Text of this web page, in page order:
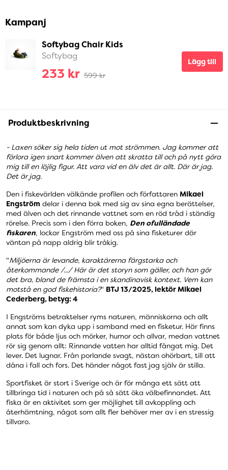
Kampanj
Softybag Chair Kids
Softybag
233 kr 599 kr
Lägg till
Produktbeskrivning
- Laxen söker sig hela tiden ut mot strömmen. Jag kommer att
förlora igen snart kommer älven att skratta till och på nytt göra
mig till en löjlig figur. Att vara vid en älv det är allt. Där är jag.
Det är jag.
Den i fiskevärlden välkände profilen och författaren Mikael
Engström delar i denna bok med sig av sina egna berättelser,
med älven och det rinnande vattnet som en röd tråd i ständig
rörelse. Precis som i den förra boken, Den ofulländade
fiskaren, lockar Engström med oss på sina fiske­turer där
väntan på napp aldrig blir tråkig.
"Miljöerna är levande, karaktärerna färgstarka och
återkommande /.../ Här är det storyn som gäller, och han gör
det bra, bland de främsta i en skandinavisk kontext. Vem kan
motstå en god fiskehistoria?" BTJ 13/2025, lektör Mikael
Cederberg, betyg: 4
I Engströms betraktelser ryms naturen, människorna och allt
annat som kan dyka upp i samband med en fisketur. Här finns
plats för både ljus och mörker, humor och allvar, medan vattnet
rör sig genom allt: Rinnande vatten har alltid fångat mig. Det
lever. Det lugnar. Från porlande svagt, nästan ohörbart, till att
dåna i fall och fors. Det händer något fast jag själv är stilla.
Sportfisket är stort i Sverige och är för många ett sätt att
tillbringa tid i naturen och på så sätt öka välbefinnandet. Att
fiska är en aktivitet som ger möjlighet till avkoppling och
återhämtning, något som allt fler behöver mer av i en stressig
tillvaro.